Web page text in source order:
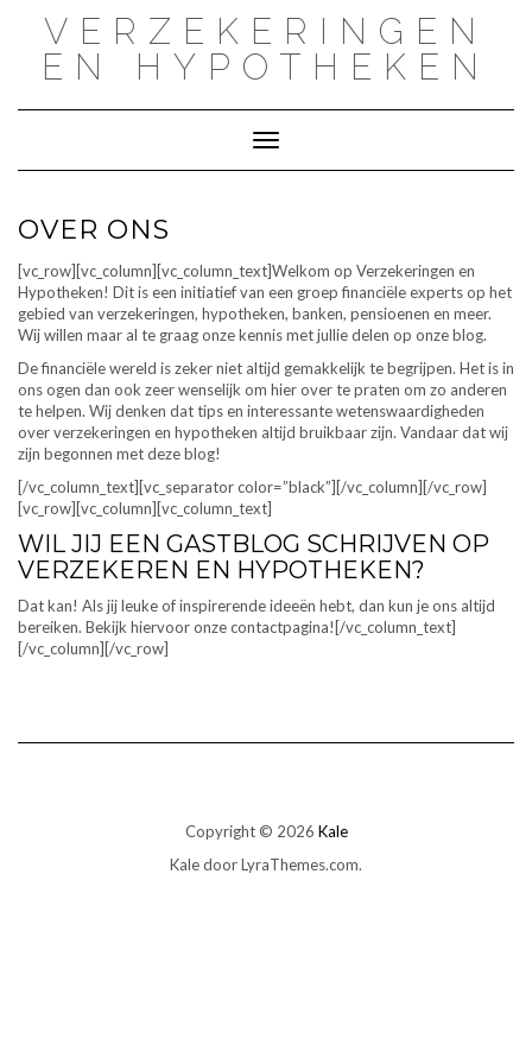
inhoudVERZEKERINGEN
EN HYPOTHEKEN
Toggle navigatie
OVER ONS
[vc_row][vc_column][vc_column_text]Welkom op Verzekeringen en
Hypotheken! Dit is een initiatief van een groep financiële experts op het
gebied van verzekeringen, hypotheken, banken, pensioenen en meer.
Wij willen maar al te graag onze kennis met jullie delen op onze blog.
De financiële wereld is zeker niet altijd gemakkelijk te begrijpen. Het is in
ons ogen dan ook zeer wenselijk om hier over te praten om zo anderen
te helpen. Wij denken dat tips en interessante wetenswaardigheden
over verzekeringen en hypotheken altijd bruikbaar zijn. Vandaar dat wij
zijn begonnen met deze blog!
[/vc_column_text][vc_separator color=”black”][/vc_column][/vc_row]
[vc_row][vc_column][vc_column_text]
WIL JIJ EEN GASTBLOG SCHRIJVEN OP
VERZEKEREN EN HYPOTHEKEN?
Dat kan! Als jij leuke of inspirerende ideeën hebt, dan kun je ons altijd
bereiken. Bekijk hiervoor onze contactpagina![/vc_column_text]
[/vc_column][/vc_row]
Copyright © 2026 Kale
Kaledoor LyraThemes.com.